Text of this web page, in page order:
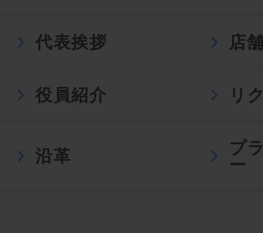
代表挨拶 店
役員紹介 リ
沿革
プ
ー